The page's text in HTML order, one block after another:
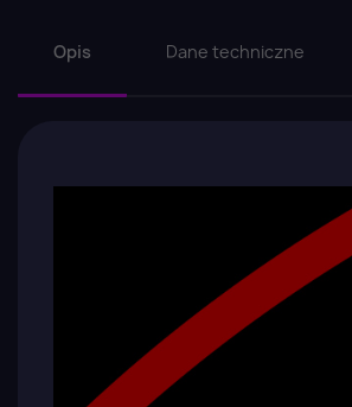
Opis Dane techniczne